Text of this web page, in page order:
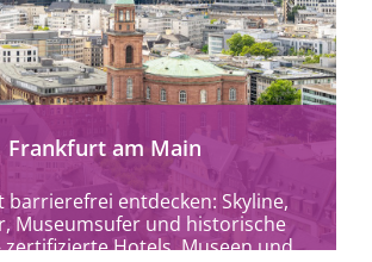
mehr erfahren
Frankfurt am Main
barrierefrei entdecken: Skyline,
Museumsufer und historische
zertifizierte Hotels, Museen und